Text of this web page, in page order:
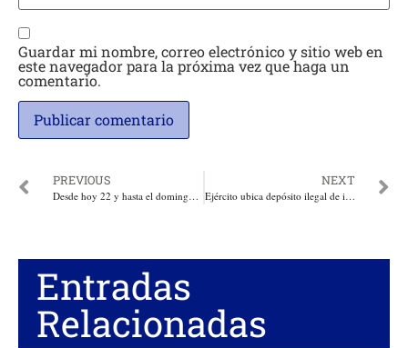
Guardar mi nombre, correo electrónico y sitio web en
este navegador para la próxima vez que haga un
comentario.
PREVIOUS
Desde hoy 22 y hasta el domingo 24 Feria Inmobiliaria para facilitar el acceso a la vivienda de los atlanticenses, con apoyo de la Gobernación
NEXT
Ejército ubica depósito ilegal de intendencia y material de guerra en el sur de Bolívar
Entradas
Relacionadas